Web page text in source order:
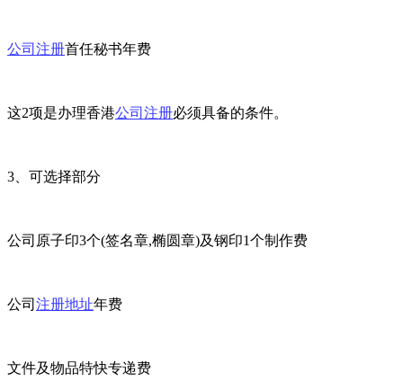
公司注册首任秘书年费
这2项是办理香港公司注册必须具备的条件。
3、可选择部分
公司原子印3个(签名章,椭圆章)及钢印1个制作费
公司 注册地址年费
文件及物品特快专递费